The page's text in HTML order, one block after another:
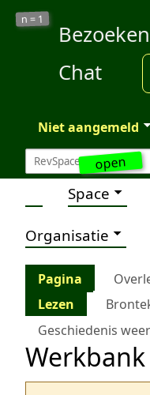
open
n = 1
Bezoeken
Chat
Niet aangemeld
Space
Organisatie
Pagina
Lezen
Geschiedenis
Werkbank